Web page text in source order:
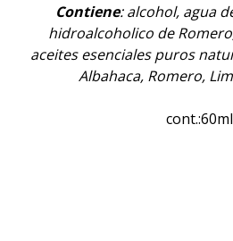
Contiene: alcohol, agua
hidroalcoholico de
aceites esenciales puros
Albahaca, Romero,
cont.:60ml